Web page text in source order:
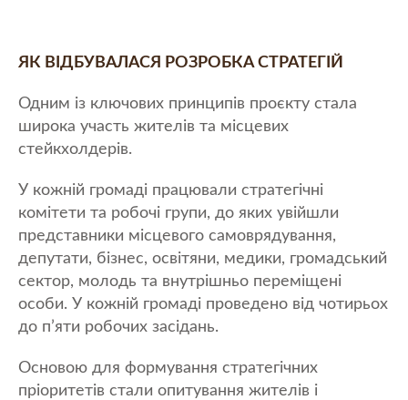
ЯК ВІДБУВАЛАСЯ РОЗРОБКА СТРАТЕГІЙ
Одним із ключових принципів проєкту стала
широка участь жителів та місцевих
стейкхолдерів.
У кожній громаді працювали стратегічні
комітети та робочі групи, до яких увійшли
представники місцевого самоврядування,
депутати, бізнес, освітяни, медики, громадський
сектор, молодь та внутрішньо переміщені
особи. У кожній громаді проведено від чотирьох
до п’яти робочих засідань.
Основою для формування стратегічних
пріоритетів стали опитування жителів і